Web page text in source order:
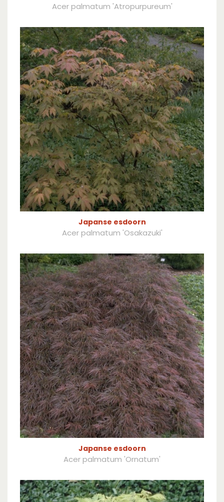
Acer palmatum 'Atropurpureum'
Japanse esdoorn
Acer palmatum 'Osakazuki'
Japanse esdoorn
Acer palmatum 'Ornatum'